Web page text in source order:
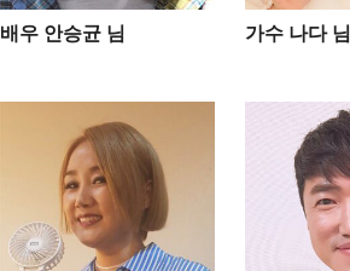
배우 안승균 님 가수 나다 님